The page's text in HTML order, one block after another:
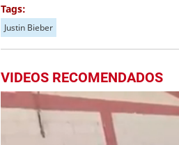
Tags:
Justin Bieber
VIDEOS RECOMENDADOS